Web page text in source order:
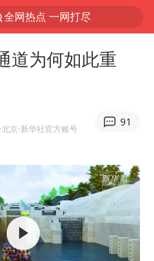
全网热点 一网打尽
道为何如此重
·北京·新华社官方账号
91